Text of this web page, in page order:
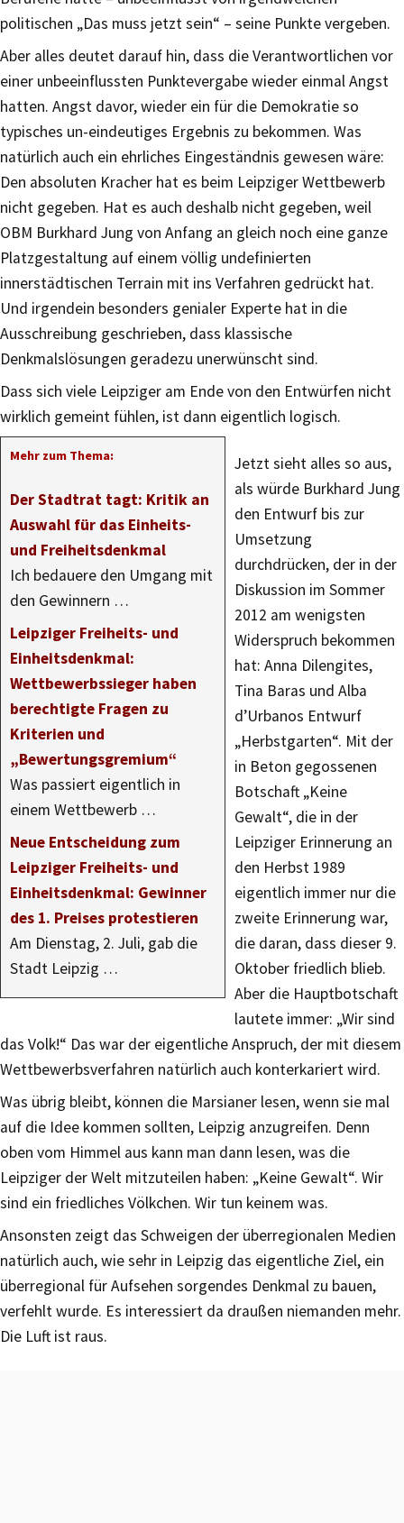
politischen „Das muss jetzt sein“ – seine Punkte vergeben.
Aber alles deutet darauf hin, dass die Verantwortlichen vor
einer unbeeinflussten Punktevergabe wieder einmal Angst
hatten. Angst davor, wieder ein für die Demokratie so
typisches un-eindeutiges Ergebnis zu bekommen. Was
natürlich auch ein ehrliches Eingeständnis gewesen wäre:
Den absoluten Kracher hat es beim Leipziger Wettbewerb
nicht gegeben. Hat es auch deshalb nicht gegeben, weil
OBM Burkhard Jung von Anfang an gleich noch eine ganze
Platzgestaltung auf einem völlig undefinierten
innerstädtischen Terrain mit ins Verfahren gedrückt hat.
Und irgendein besonders genialer Experte hat in die
Ausschreibung geschrieben, dass klassische
Denkmalslösungen geradezu unerwünscht sind.
Dass sich viele Leipziger am Ende von den Entwürfen nicht
wirklich gemeint fühlen, ist dann eigentlich logisch.
Mehr zum Thema:
Der Stadtrat tagt: Kritik an
Auswahl für das Einheits-
und Freiheitsdenkmal
Ich bedauere den Umgang mit
den Gewinnern …
Leipziger Freiheits- und
Einheitsdenkmal:
Wettbewerbssieger haben
berechtigte Fragen zu
Kriterien und
„Bewertungsgremium“
Was passiert eigentlich in
einem Wettbewerb …
Neue Entscheidung zum
Leipziger Freiheits- und
Einheitsdenkmal: Gewinner
des 1. Preises protestieren
Am Dienstag, 2. Juli, gab die
Stadt Leipzig …
Jetzt sieht alles so aus,
als würde Burkhard Jung
den Entwurf bis zur
Umsetzung
durchdrücken, der in der
Diskussion im Sommer
2012 am wenigsten
Widerspruch bekommen
hat: Anna Dilengites,
Tina Baras und Alba
d’Urbanos Entwurf
„Herbstgarten“. Mit der
in Beton gegossenen
Botschaft „Keine
Gewalt“, die in der
Leipziger Erinnerung an
den Herbst 1989
eigentlich immer nur die
zweite Erinnerung war,
die daran, dass dieser 9.
Oktober friedlich blieb.
Aber die Hauptbotschaft
lautete immer: „Wir sind
das Volk!“ Das war der eigentliche Anspruch, der mit diesem
Wettbewerbsverfahren natürlich auch konterkariert wird.
Was übrig bleibt, können die Marsianer lesen, wenn sie mal
auf die Idee kommen sollten, Leipzig anzugreifen. Denn
oben vom Himmel aus kann man dann lesen, was die
Leipziger der Welt mitzuteilen haben: „Keine Gewalt“. Wir
sind ein friedliches Völkchen. Wir tun keinem was.
Ansonsten zeigt das Schweigen der überregionalen Medien
natürlich auch, wie sehr in Leipzig das eigentliche Ziel, ein
überregional für Aufsehen sorgendes Denkmal zu bauen,
verfehlt wurde. Es interessiert da draußen niemanden mehr.
Die Luft ist raus.